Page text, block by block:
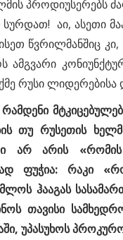
პროდიუსერებს
სურდათ! აი, ასეთი
წვრილმანშიც
ამგვარი
რუსი ლიდერებისა
რამდენი
თუ რუსეთის
არ არის «რომის
ფუჭია: რაკი
ჰააგას
თავისი
უპასუხოს